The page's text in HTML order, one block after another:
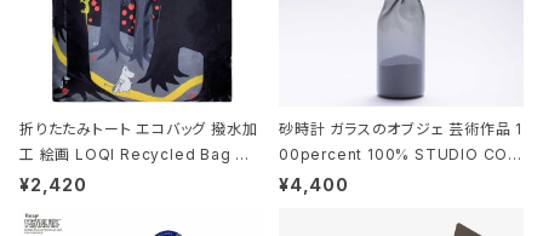
折りたたみトート エコバッグ 撥水加
工 絵画 LOQI Recycled Bag ロ
ーキー 大きめ トートバッグ MOOMI
¥2,420
砂時計 ガラスのオブジェ 芸術作品 1
00percent 100% STUDIO COH
AKU Timeless 100パーセント ス
¥4,400